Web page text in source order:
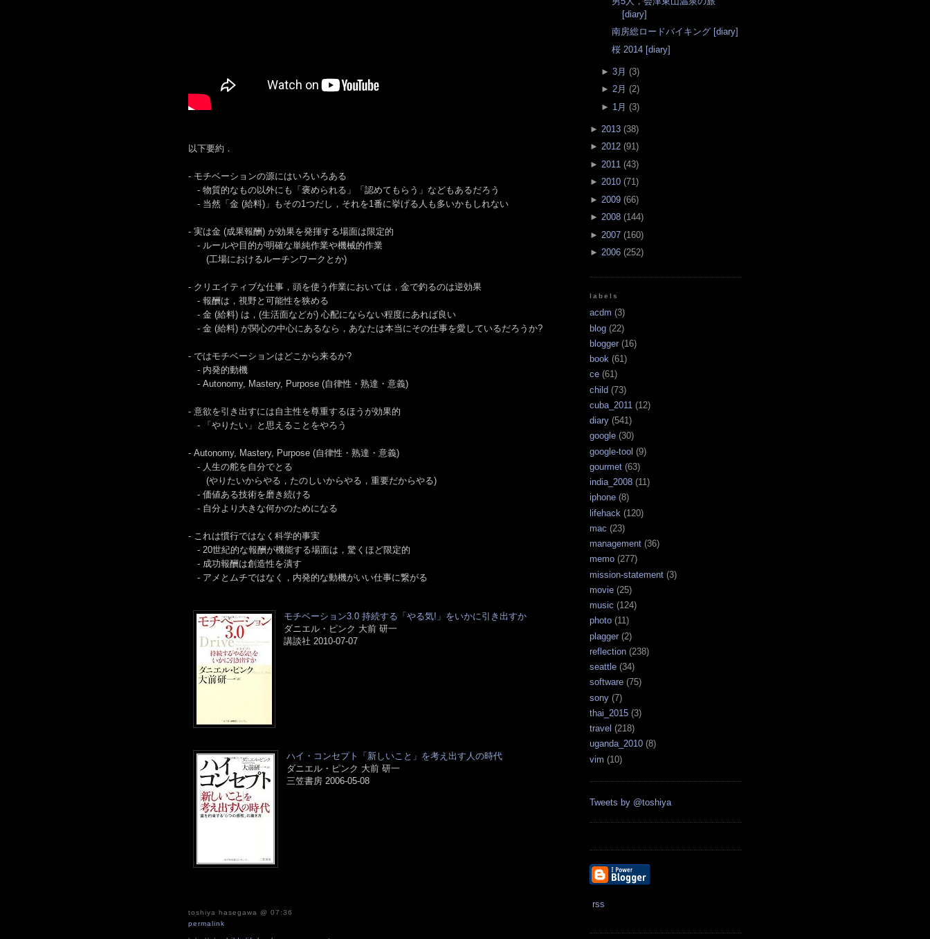
以下要約．
- モチベーションの源にはいろいろある
- 物質的なもの以外にも「褒められる」「認めてもらう」などもあるだろう
- 当然「金 (給料)」もその1つだし，それを1番に挙げる人も多いかもしれない
- 実は金 (成果報酬) が効果を発揮する場面は限定的
- ルールや目的が明確な単純作業や機械的作業
(工場におけるルーチンワークとか)
- クリエイティブな仕事，頭を使う作業においては，金で釣るのは逆効果
- 報酬は，視野と可能性を狭める
- 金 (給料) は，(生活面などが) 心配にならない程度にあれば良い
- 金 (給料) が関心の中心にあるなら，あなたは本当にその仕事を愛しているだろうか?
- ではモチベーションはどこから来るか?
- 内発的動機
- Autonomy, Mastery, Purpose (自律性・熟達・意義)
- 意欲を引き出すには自主性を尊重するほうが効果的
- 「やりたい」と思えることをやろう
- Autonomy, Mastery, Purpose (自律性・熟達・意義)
- 人生の舵を自分でとる
(やりたいからやる，たのしいからやる，重要だからやる)
- 価値ある技術を磨き続ける
- 自分より大きな何かのためになる
- これは慣行ではなく科学的事実
- 20世紀的な報酬が機能する場面は，驚くほど限定的
- 成功報酬は創造性を潰す
- アメとムチではなく，内発的な動機がいい仕事に繋がる
モチベーション3.0 持続する「やる気!」をいかに引き出すか
ダニエル・ピンク 大前 研一
講談社 2010-07-07
ハイ・コンセプト「新しいこと」を考え出す人の時代
ダニエル・ピンク 大前 研一
三笠書房 2006-05-08
toshiya hasegawa @ 07:36
permalink
[diary]
南房総ロードバイキング [diary]
桜 2014 [diary]
► 3月 (3)
► 2月 (2)
► 1月 (3)
► 2013 (38)
► 2012 (91)
► 2011 (43)
► 2010 (71)
► 2009 (66)
► 2008 (144)
► 2007 (160)
► 2006 (252)
labels
acdm (3)
blog (22)
blogger (16)
book (61)
ce (61)
child (73)
cuba_2011 (12)
diary (541)
google (30)
google-tool (9)
gourmet (63)
india_2008 (11)
iphone (8)
lifehack (120)
mac (23)
management (36)
memo (277)
mission-statement (3)
movie (25)
music (124)
photo (11)
plagger (2)
reflection (238)
seattle (34)
software (75)
sony (7)
thai_2015 (3)
travel (218)
uganda_2010 (8)
vim (10)
Tweets by @toshiya
rss